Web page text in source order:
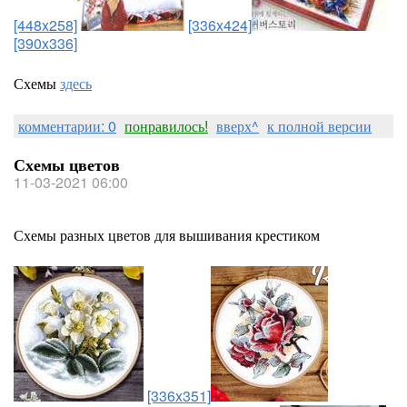
[448x258]
[336x424]
[390x336]
Схемыздесь
комментарии: 0 понравилось! вверх^ к полной версии
Схемы цветов
11-03-2021 06:00
Схемы разных цветов для вышивания крестиком
[336x351]